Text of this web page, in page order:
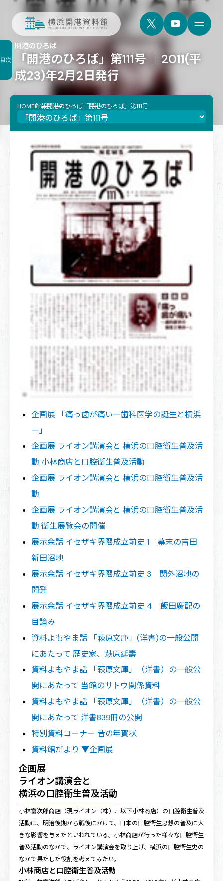
「開港のひろば」第111号 ｜2011(平
成23)年2月2日発行
開港のひろば
HOME館報開港のひろば 「開港のひろば」第111号
企画展 「痛っ歯が痛い―歯科医学の誕生と横浜
―」
企画展 ライオン講演会と 横浜の口腔衛生普及活
動 小林商店と口腔衛生普及活動
企画展 ライオン講演会と 横浜の口腔衛生普及活
動
企画展 ライオン講演会と 横浜の口腔衛生普及活
動 衛生展覧会の開催
展示余話 イセザキ界隈成立前史 1 幕末の吉田
新田沼地
展示余話 イセザキ界隈成立前史 3 関外沼地の
開発
展示余話 イセザキ界隈成立前史 4 飯田廣配の
目論み
資料よもやま話 「萩原文庫」(洋書)の一般公開
にあたって 歴史家、萩原延壽
資料よもやま話 「萩原文庫」（洋書）の一般公
開にあたって 当館のサトウ関係資料
資料よもやま話 「萩原文庫」（洋書）の一般公
開にあたって 洋書839冊の公開
特別資料コーナー 昔の年賀状
資料館だより ▼企画展
企画展
ライオン講演会と
横浜の口腔衛生普及活動
小林富次郎商店（現ライオン（株）、以下小林商店）の口腔衛生普及
活動は、明治後期から戦後にかけて、日本の口腔衛生思想の普及に大
きな影響を与えたといわれている。小林商店が行った様々な口腔衛生
普及活動のなかで、ライオン講演会を取り上げ、横浜の口腔衛生史の
なかで果たした役割を考えてみたい。
小林商店と口腔衛生普及活動
目次